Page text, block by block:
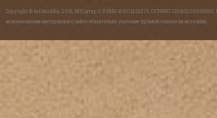
Copyright © ArtDecoMix, 2019, ИП Ситар О.В ИНН 181901262575, ОГРНИП 319183200016690.
использовании материалов с сайта обязательно указание прямой ссылки на источник.